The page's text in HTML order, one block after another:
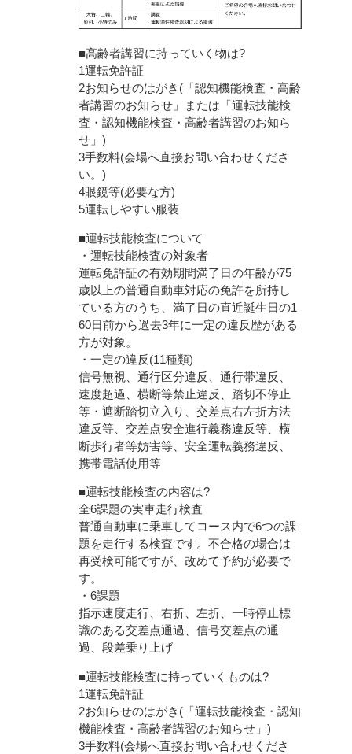
■高齢者講習に持っていく物は?
1運転免許証
2お知らせのはがき(「認知機能検査・高齢
者講習のお知らせ」または「運転技能検
査・認知機能検査・高齢者講習のお知ら
せ」)
3手数料(会場へ直接お問い合わせくださ
い。)
4眼鏡等(必要な方)
5運転しやすい服装
■運転技能検査について
・運転技能検査の対象者
運転免許証の有効期間満了日の年齢が75
歳以上の普通自動車対応の免許を所持し
ている方のうち、満了日の直近誕生日の1
60日前から過去3年に一定の違反歴がある
方が対象。
・一定の違反(11種類)
信号無視、通行区分違反、通行帯違反、
速度超過、横断等禁止違反、踏切不停止
等・遮断踏切立入り、交差点右左折方法
違反等、交差点安全進行義務違反等、横
断歩行者等妨害等、安全運転義務違反、
携帯電話使用等
■運転技能検査の内容は?
全6課題の実車走行検査
普通自動車に乗車してコース内で6つの課
題を走行する検査です。不合格の場合は
再受検可能ですが、改めて予約が必要で
す。
・6課題
指示速度走行、右折、左折、一時停止標
識のある交差点通過、信号交差点の通
過、段差乗り上げ
■運転技能検査に持っていくものは?
1運転免許証
2お知らせのはがき(「運転技能検査・認知
機能検査・高齢者講習のお知らせ」)
3手数料(会場へ直接お問い合わせくださ